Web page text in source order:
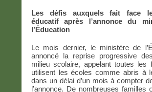
Les défis auxquels fait face
éducatif après l’annonce du
l’Éducation
Le mois dernier, le ministère de
annoncé la reprise progressive
milieu scolaire, appelant toutes les
utilisent les écoles comme abris à
dans un délai d’un mois à compter
l’annonce. De nombreuses familles